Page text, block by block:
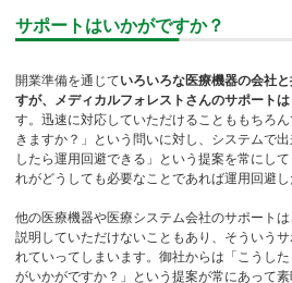
サポートはいかがですか？
開業準備を通じていろいろな医療機器の会社
すが、メディカルフォレストさんのサポート
す。迅速に対応していただけることももちろ
きますか？」という問いに対し、システムで
したら運用回避できる」という提案を常にし
れがどうしても必要なことであれば運用回避し
他の医療機器や医療システム会社のサポート
説明していただけないこともあり、そういう
れていってしまいます。御社からは「こうし
がいかがですか？」という提案が常にあって素